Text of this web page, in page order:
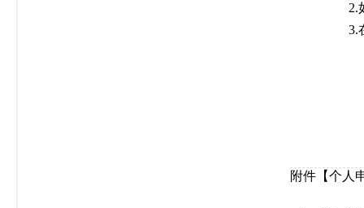
2.
3.
附件【个人